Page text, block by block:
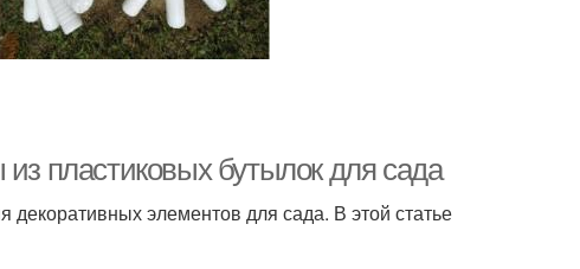
пластиковых бутылок для сада
элементов для сада. В этой статье